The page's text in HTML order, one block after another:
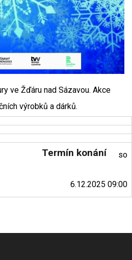
ve Žďáru nad Sázavou. Akce
výrobků a dárků.
Termín konání so
6.12.2025 09:00